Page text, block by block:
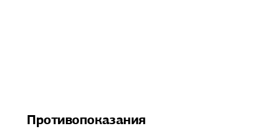
Противопоказания